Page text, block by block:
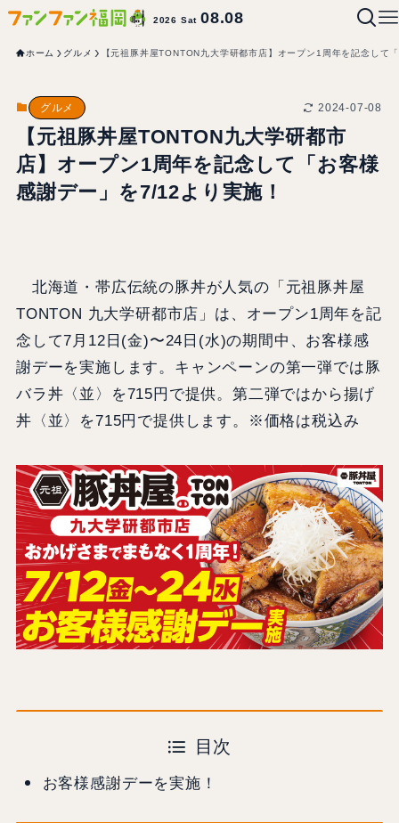
2026 Sat08.08
ホーム グルメ 【元祖豚丼屋TONTON九大学研都市店】オープン1周年を記念して
グルメ 2024-07-08
【元祖豚丼屋TONTON九大学研都市
店】オープン1周年を記念して「お客様
感謝デー」を7/12より実施！
北海道・帯広伝統の豚丼が人気の「元祖豚丼屋
TONTON 九大学研都市店」は、オープン1周年を記
念して7月12日(金)〜24日(水)の期間中、お客様感
謝デーを実施します。キャンペーンの第一弾では豚
バラ丼〈並〉を715円で提供。第二弾ではから揚げ
丼〈並〉を715円で提供します。※価格は税込み
目次
お客様感謝デーを実施！